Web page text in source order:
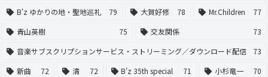
B'z ゆかりの地・聖地巡礼
79 大賀好修 78 Mr.Children
77
青山英樹
75 交友関係
73
音楽サブスクリプションサービス・ストリーミング／ダウンロード配信
73
新曲
72 清 72 B'z 35th special 71 小杉竜一
70